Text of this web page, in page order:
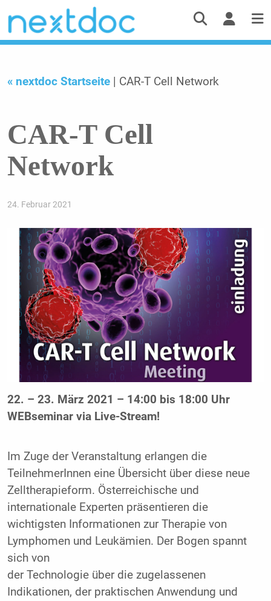
« nextdoc Startseite | CAR-T Cell Network
CAR-T Cell
Network
24. Februar 2021
22. – 23. März 2021 – 14:00 bis 18:00 Uhr
WEBseminar via Live-Stream!
Im Zuge der Veranstaltung erlangen die
TeilnehmerInnen eine Übersicht über diese neue
Zelltherapieform. Österreichische und
internationale Experten präsentieren die
wichtigsten Informationen zur Therapie von
Lymphomen und Leukämien. Der Bogen spannt
sich von
der Technologie über die zugelassenen
Indikationen, der praktischen Anwendung und